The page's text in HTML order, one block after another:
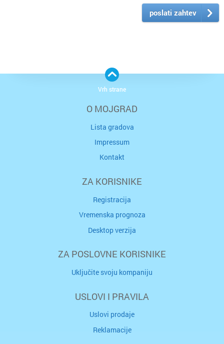
poslati zahtev
O MOJGRAD
Lista gradova
Impressum
Kontakt
ZA KORISNIKE
Registracija
Vremenska prognoza
Desktop verzija
ZA POSLOVNE KORISNIKE
Uključite svoju kompaniju
USLOVI I PRAVILA
Uslovi prodaje
Reklamacije
Vrh strane